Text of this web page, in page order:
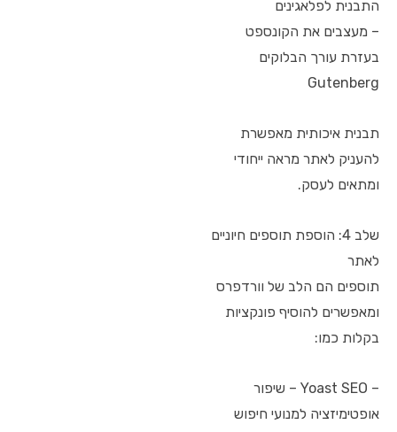
התבנית לפלאגינים
– מעצבים את הקונספט
בעזרת עורך הבלוקים
Gutenberg
תבנית איכותית מאפשרת
להעניק לאתר מראה ייחודי
ומתאים לעסק.
שלב 4: הוספת תוספים חיוניים
לאתר
תוספים הם הלב של וורדפרס
ומאפשרים להוסיף פונקציות
בקלות כמו:
– Yoast SEO – שיפור
אופטימיזציה למנועי חיפוש